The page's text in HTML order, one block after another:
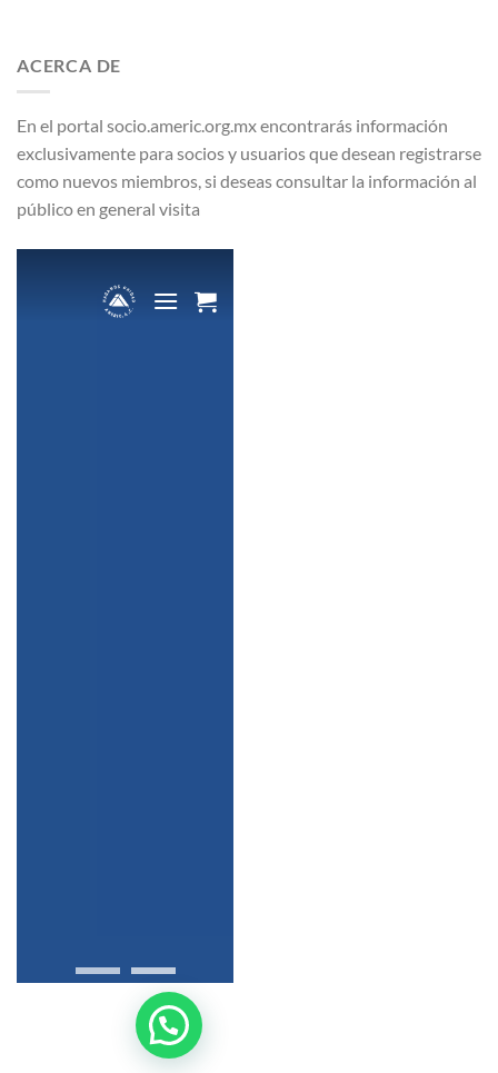
ACERCA DE
En el portal socio.americ.org.mx encontrarás información
exclusivamente para socios y usuarios que desean registrarse
como nuevos miembros, si deseas consultar la información al
público en general visita